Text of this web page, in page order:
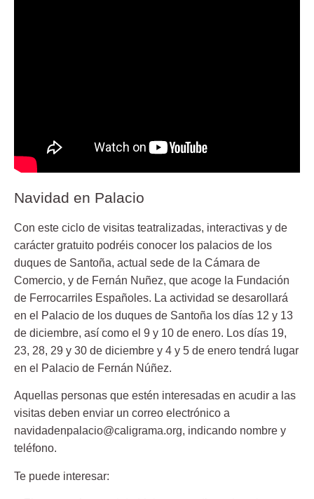
Navidad en Palacio
Con este ciclo de visitas teatralizadas, interactivas y de
carácter gratuito podréis conocer los palacios de los
duques de Santoña, actual sede de la Cámara de
Comercio, y de Fernán Nuñez, que acoge la Fundación
de Ferrocarriles Españoles. La actividad se desarollará
en el Palacio de los duques de Santoña los días 12 y 13
de diciembre, así como el 9 y 10 de enero. Los días 19,
23, 28, 29 y 30 de diciembre y 4 y 5 de enero tendrá lugar
en el Palacio de Fernán Núñez.
Aquellas personas que estén interesadas en acudir a las
visitas deben enviar un correo electrónico a
navidadenpalacio@caligrama.org, indicando nombre y
teléfono.
Te puede interesar: